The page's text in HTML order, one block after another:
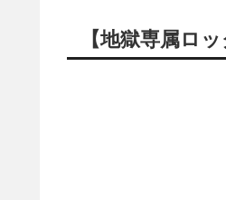
【地獄専属ロ